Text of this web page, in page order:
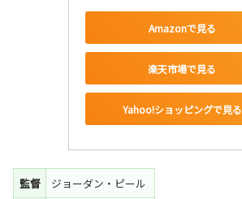
Amazonで見る
楽天市場で見る
Yahoo!ショッピングで見る
監督
ジョーダン・ピール